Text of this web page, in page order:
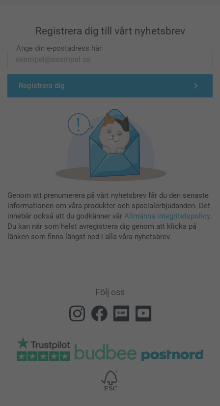
Registrera dig till vårt nyhetsbrev
Ange din e-postadress här
Registrera dig
Genom att prenumerera på vårt nyhetsbrev får du den senaste
informationen om våra produkter och specialerbjudanden. Det
innebär också att du godkänner vår Allmänna integritetspolicy.
Du kan när som helst avregistrera dig genom att klicka på
länken som finns längst ned i alla våra nyhetsbrev.
Följ oss